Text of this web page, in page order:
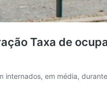
Taxa de
internados, em média,